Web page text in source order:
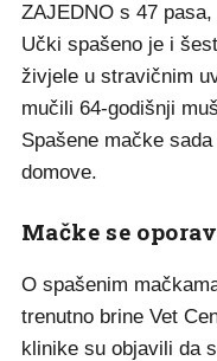
ZAJEDNO s 47
Učki spašeno je i
živjele u stravičnim
mučili 64-godišnji
Spašene mačke
domove.
Mačke se
O spašenim
trenutno brine Vet
klinike su objavili da